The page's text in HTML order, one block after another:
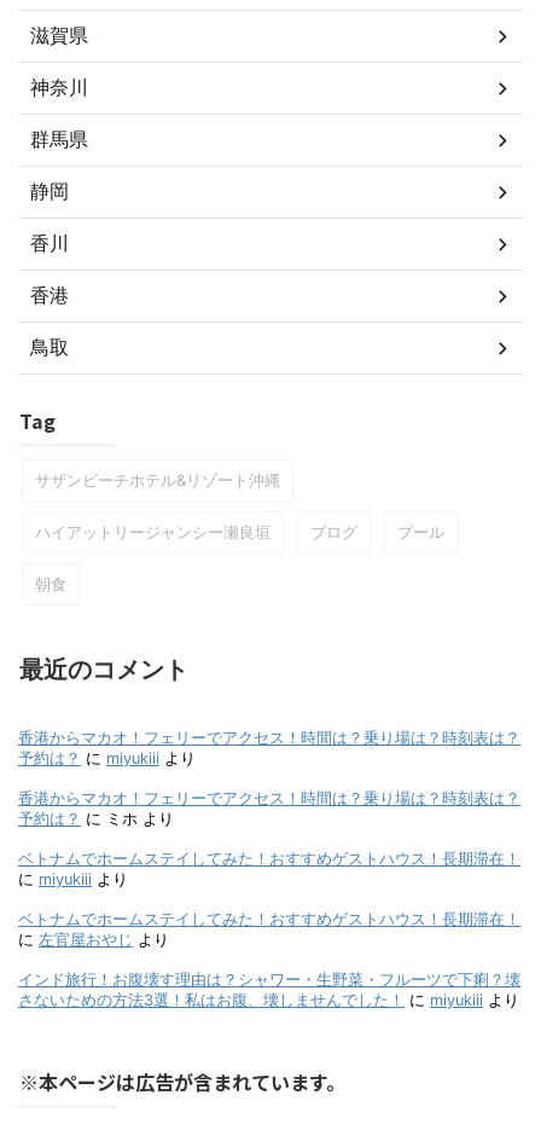
滋賀県
神奈川
群馬県
静岡
香川
香港
鳥取
Tag
サザンビーチホテル&リゾート沖縄
ハイアットリージャンシー瀬良垣 ブログ プール
朝食
最近のコメント
香港からマカオ！フェリーでアクセス！時間は？乗り場は？時刻表は？
予約は？ に miyukiii より
香港からマカオ！フェリーでアクセス！時間は？乗り場は？時刻表は？
予約は？ に ミホ より
ベトナムでホームステイしてみた！おすすめゲストハウス！長期滞在！
に miyukiii より
ベトナムでホームステイしてみた！おすすめゲストハウス！長期滞在！
に 左官屋おやじ より
インド旅行！お腹壊す理由は？シャワー・生野菜・フルーツで下痢？壊
さないための方法3選！私はお腹、壊しませんでした！
に miyukiii より
※本ページは広告が含まれています。